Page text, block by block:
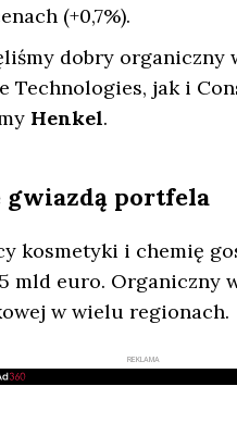
(+0,7%).
dobry
jak i
Henkel.
gwiazdą portfela
kosmetyki i chemię
mld euro. Organiczny
w wielu regionach.
REKLAMA